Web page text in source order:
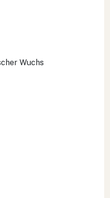
Wuchs